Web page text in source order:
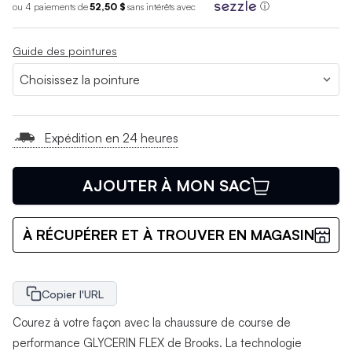
ou 4 paiements de52,50 $ sans intérêts avec ⓘ
Guide des pointures
Expédition en 24 heures
AJOUTER À MON SAC
À RÉCUPÉRER ET À TROUVER EN MAGASIN
Copier l'URL
Courez à votre façon avec la chaussure de course de
performance GLYCERIN FLEX de Brooks. La technologie